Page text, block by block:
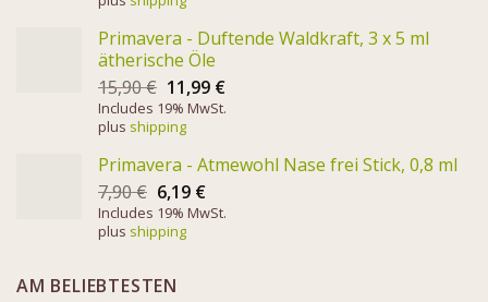
Primavera - Duftende Waldkraft, 3 x 5 ml
ätherische Öle
15,90€ 11,99 €
Includes 19% MwSt.
plus shipping
Primavera - Atmewohl Nase frei Stick, 0,8 ml
7,90€ 6,19 €
Includes 19% MwSt.
plus shipping
AM BELIEBTESTEN